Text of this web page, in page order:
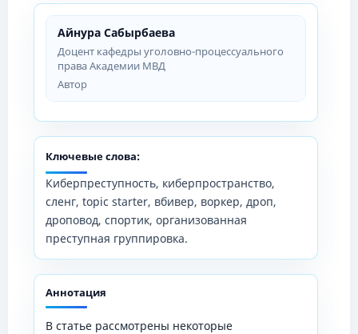
Айнура Сабырбаева
Доцент кафедры уголовно-процессуального
права Академии МВД
Автор
Ключевые слова:
Киберпреступность, киберпространство,
сленг, topic starter, вбивер, воркер, дроп,
дроповод, спортик, организованная
преступная группировка.
Аннотация
В статье рассмотрены некоторые